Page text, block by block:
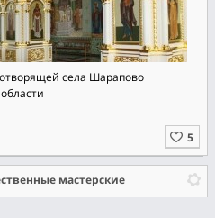
села Шарапово
мастерские